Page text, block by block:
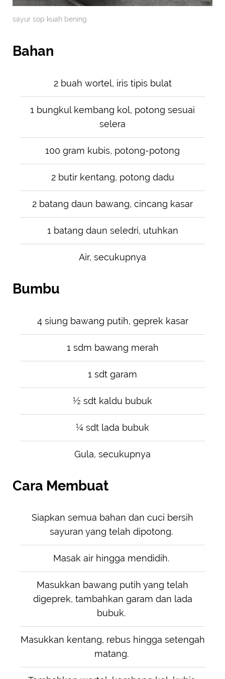
sayur sop kuah bening
Bahan
2 buah wortel, iris tipis bulat
1 bungkul kembang kol, potong sesuai
selera
100 gram kubis, potong-potong
2 butir kentang, potong dadu
2 batang daun bawang, cincang kasar
1 batang daun seledri, utuhkan
Air, secukupnya
Bumbu
4 siung bawang putih, geprek kasar
1 sdm bawang merah
1 sdt garam
½ sdt kaldu bubuk
¼ sdt lada bubuk
Gula, secukupnya
Cara Membuat
Siapkan semua bahan dan cuci bersih
sayuran yang telah dipotong.
Masak air hingga mendidih.
Masukkan bawang putih yang telah
digeprek, tambahkan garam dan lada
bubuk.
Masukkan kentang, rebus hingga setengah
matang.